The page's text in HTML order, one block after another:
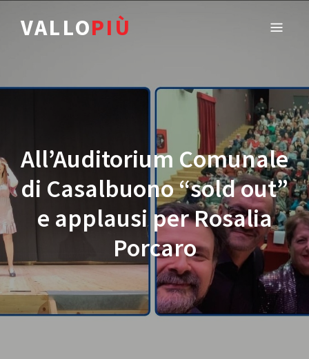
VALLOPIÙ
All’Auditorium Comunale
di Casalbuono “sold out”
e applausi per Rosalia
Porcaro